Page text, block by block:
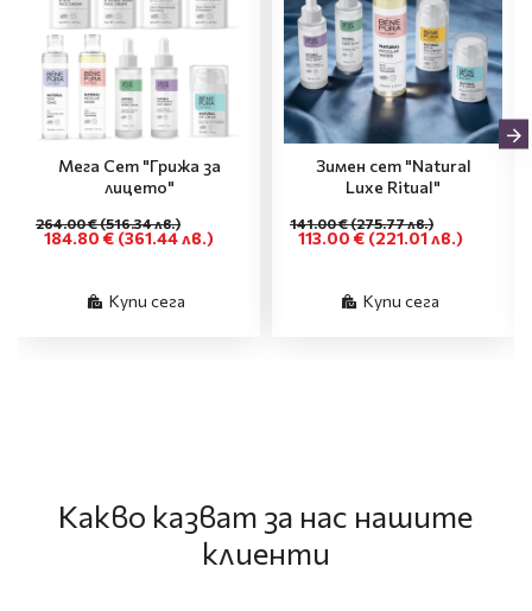
Мега Сет "Грижа за
лицето"
184.80 € (361.44 лв.)
264.00 €(516.34 лв.)
Купи сега
Зимен сет "Natural
Luxe Ritual"
113.00 € (221.01 лв.)
141.00 €(275.77 лв.)
Купи сега
Какво казват за нас нашите
клиенти